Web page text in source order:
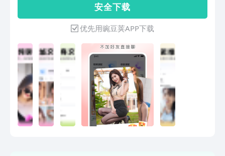
配，与系统实时推荐的附近或同城TA安
全、即时连麦。无论是寻找高颜值的聊天
陪伴，还是期待温暖的声音倾诉，知聊都
能让你快速连接与你实时互动的真人。
【核心功能：实时连线，即刻陪伴】1.
一对一视频，看见真实彼此-即时视频匹
配：点击匹配，系统为你快速匹配附近或
同城想聊天的TA。无需等待，即刻开始
面对面的真实互动。-高清畅聊，颜值在
线：享受清晰流畅的视频画质，轻松连线
通过真人认证的帅哥美女，让每一次对视
安 全 下 载
优先用豌豆荚APP下载